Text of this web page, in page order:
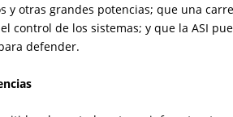
y otras grandes potencias; que una
control de los sistemas; y que la ASI
defender.